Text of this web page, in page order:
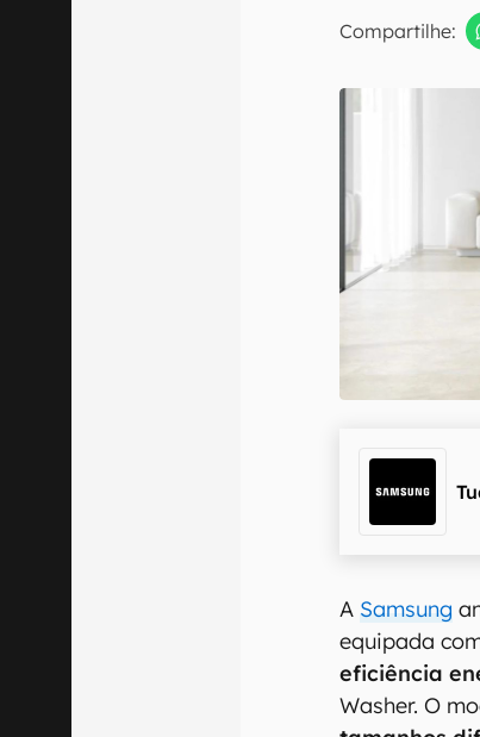
Compartilhe:
A Samsung
equipada
eficiência
Washer. O